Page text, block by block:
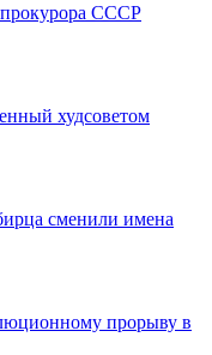
СССР
худсоветом
сменили имена
прорыву в